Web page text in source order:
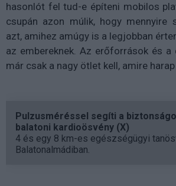
hasonlót fel tud-e építeni mobilos
csupán azon múlik, hogy mennyire
azt, amihez amúgy is a legjobban
az embereknek. Az erőforrások és a
már csak a nagy ötlet kell, amire harap
Pulzusméréssel segíti a
balatoni kardioösvény (X)
4 és egy 8 km-es egészségügyi
Balatonalmádiban.